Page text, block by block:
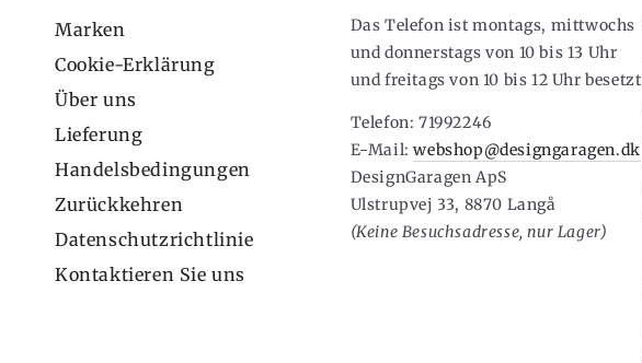
Marken
Cookie-Erklärung
Über uns
Lieferung
Handelsbedingungen
Zurückkehren
Datenschutzrichtlinie
Kontaktieren Sie uns
Das Telefon ist montags, mittwochs
und donnerstags von 10 bis 13 Uhr
und freitags von 10 bis 12 Uhr besetzt
Telefon: 71992246
E-Mail:webshop@designgaragen.dk
DesignGaragen ApS
Ulstrupvej 33, 8870 Langå
(Keine Besuchsadresse, nur Lager)